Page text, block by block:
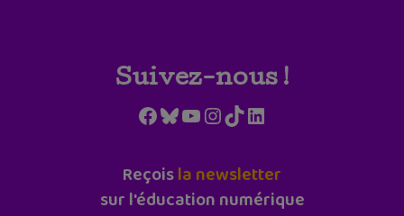
Suivez-nous !
Facebook
Bluesky
YouTube
Instagram
TikTokLinkedIn
Reçoisla newsletter
sur l'éducation numérique